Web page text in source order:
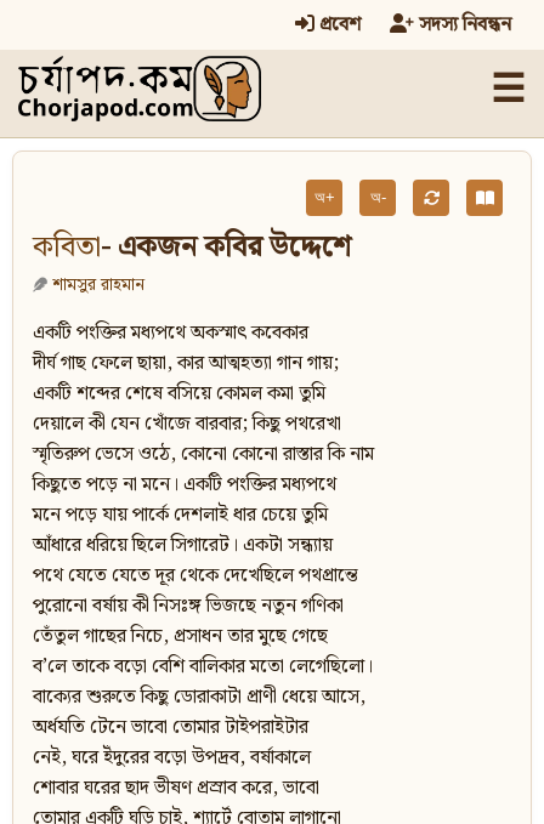
প্রবেশ সদস্য নিবন্ধন
☰
অ+ অ-
কবিতা- একজন কবির উদ্দেশে
শামসুর রাহমান
একটি পংক্তির মধ্যপথে অকস্মাৎ কবেকার
দীর্ঘ গাছ ফেলে ছায়া, কার আত্মহত্যা গান গায়;
একটি শব্দের শেষে বসিয়ে কোমল কমা তুমি
দেয়ালে কী যেন খোঁজে বারবার; কিছু পথরেখা
স্মৃতিরুপ ভেসে ওঠে, কোনো কোনো রাস্তার কি নাম
কিছুতে পড়ে না মনে। একটি পংক্তির মধ্যপথে
মনে পড়ে যায় পার্কে দেশলাই ধার চেয়ে তুমি
আঁধারে ধরিয়ে ছিলে সিগারেট। একটা সন্ধ্যায়
পথে যেতে যেতে দূর থেকে দেখেছিলে পথপ্রান্তে
পুরোনো বর্ষায় কী নিসঃঙ্গ ভিজছে নতুন গণিকা
তেঁতুল গাছের নিচে, প্রসাধন তার মুছে গেছে
ব’লে তাকে বড়ো বেশি বালিকার মতো লেগেছিলো।
বাক্যের শুরুতে কিছু ডোরাকাটা প্রাণী ধেয়ে আসে,
অর্ধযতি টেনে ভাবো তোমার টাইপরাইটার
নেই, ঘরে ইঁদুরের বড়ো উপদ্রব, বর্ষাকালে
শোবার ঘরের ছাদ ভীষণ প্রস্রাব করে, ভাবো